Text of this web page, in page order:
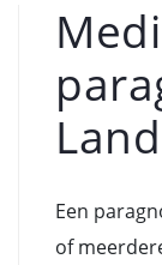
Een
of